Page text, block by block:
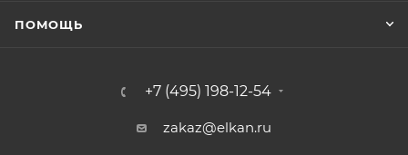
ПОМОЩЬ
+7 (495) 198-12-54
zakaz@elkan.ru